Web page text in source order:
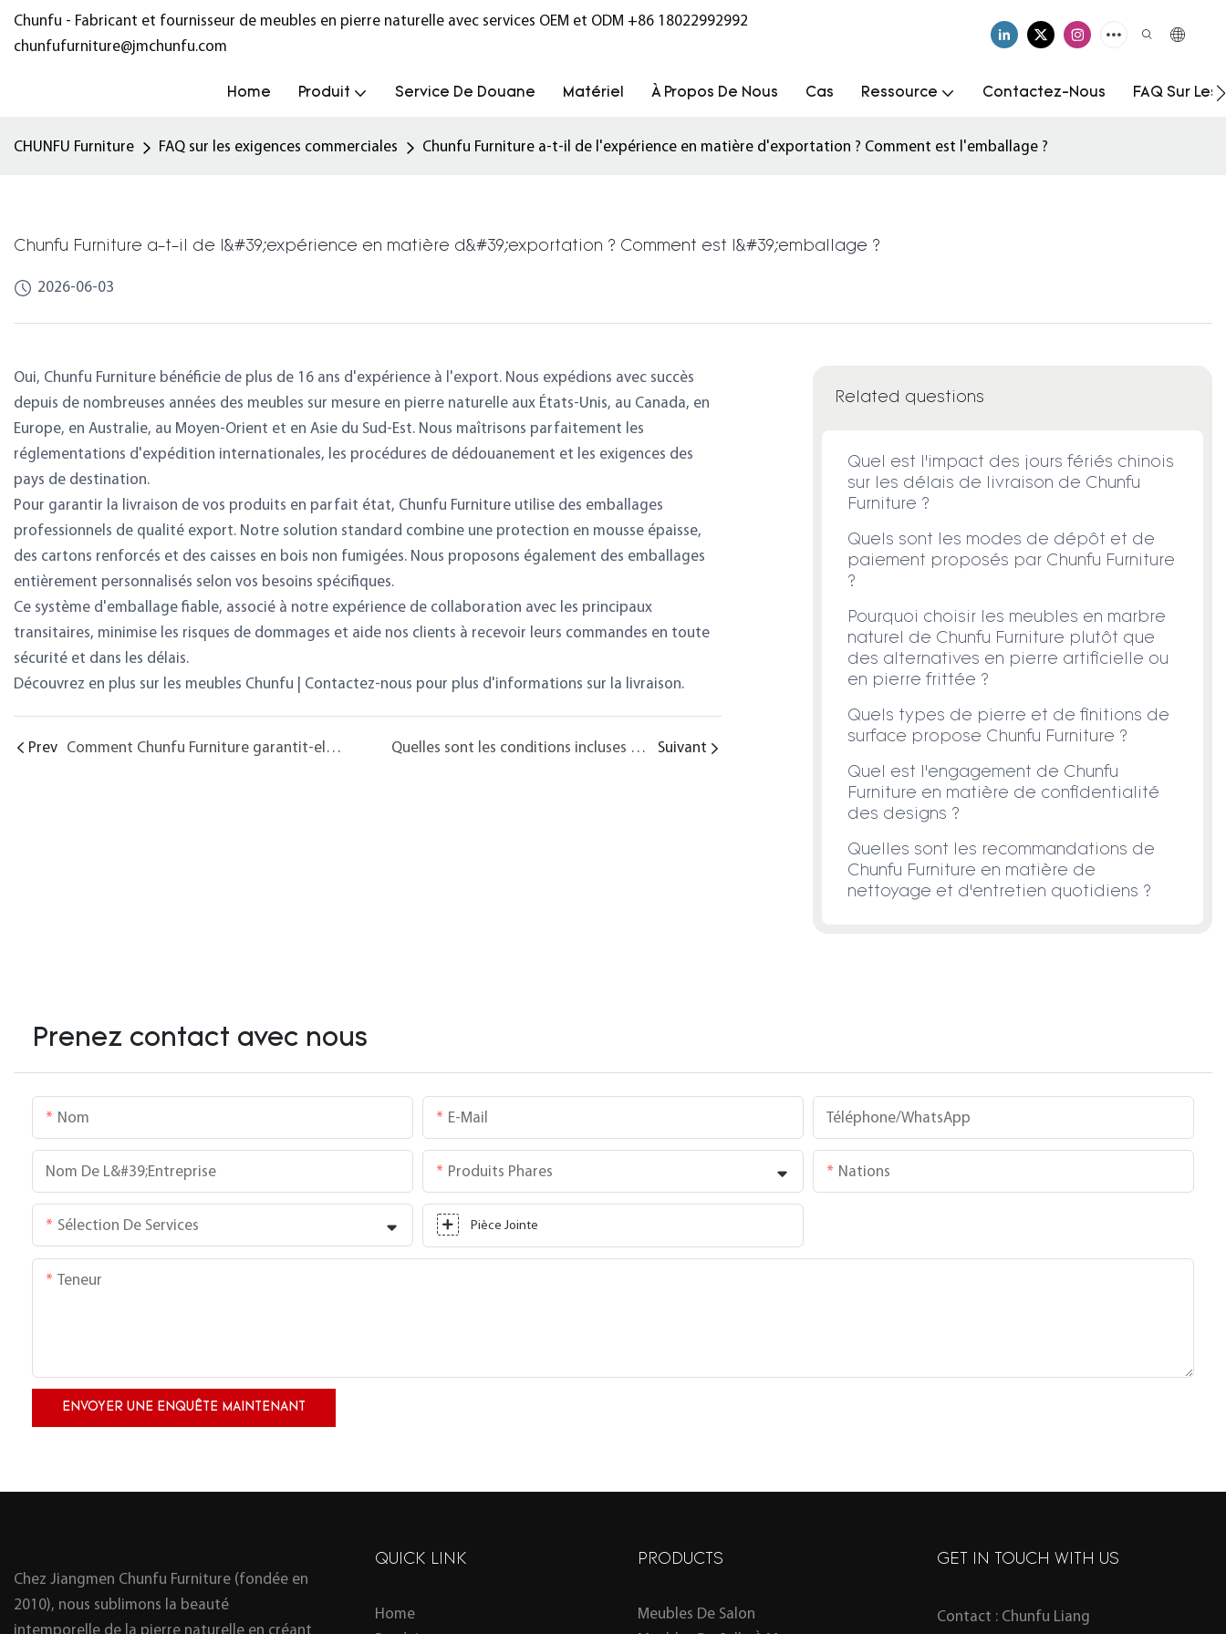
Chunfu - Fabricant et fournisseur de meubles en pierre naturelle avec services OEM et ODM +86 18022992992
chunfufurniture@jmchunfu.com
Home Produit Service De Douane Matériel À Propos De Nous Cas Ressource Contactez-Nous FAQ Sur
CHUNFU Furniture FAQ sur les exigences commerciales Chunfu Furniture a-t-il de l'expérience en matière d'exportation ? Comment est l'emballage ?
Chunfu Furniture a-t-il de l&#39;expérience en matière d&#39;exportation ? Comment est l&#39;emballage ?
2026-06-03
Oui, Chunfu Furniture bénéficie de plus de 16 ans d'expérience à l'export. Nous expédions avec succès
depuis de nombreuses années des meubles sur mesure en pierre naturelle aux États-Unis, au Canada, en
Europe, en Australie, au Moyen-Orient et en Asie du Sud-Est. Nous maîtrisons parfaitement les
réglementations d'expédition internationales, les procédures de dédouanement et les exigences des
pays de destination.
Pour garantir la livraison de vos produits en parfait état, Chunfu Furniture utilise des emballages
professionnels de qualité export. Notre solution standard combine une protection en mousse épaisse,
des cartons renforcés et des caisses en bois non fumigées. Nous proposons également des emballages
entièrement personnalisés selon vos besoins spécifiques.
Ce système d'emballage fiable, associé à notre expérience de collaboration avec les principaux
transitaires, minimise les risques de dommages et aide nos clients à recevoir leurs commandes en toute
sécurité et dans les délais.
Découvrez en plus sur les meubles Chunfu
Contactez-nous pour plus d'informations sur la livraison.
Prev Comment Chunfu Furniture garantit-elle la qualité de ses produits ? Chunfu Furniture dispose-t-elle d’un processus de contrôle qualité ? Quelles sont les conditions incluses dans le devis de Chunfu Furniture ? Quels sont les modes de paiement acceptés ? Suivant
Related questions
Quel est l'impact des jours fériés chinois
sur les délais de livraison de Chunfu
Furniture ?
Quels sont les modes de dépôt et de
paiement proposés par Chunfu Furniture
?
Pourquoi choisir les meubles en marbre
naturel de Chunfu Furniture plutôt que
des alternatives en pierre artificielle ou
en pierre frittée ?
Quels types de pierre et de finitions de
surface propose Chunfu Furniture ?
Quel est l'engagement de Chunfu
Furniture en matière de confidentialité
des designs ?
Quelles sont les recommandations de
Chunfu Furniture en matière de
nettoyage et d'entretien quotidiens ?
Prenez contact avec nous
Nom E-Mail Téléphone/WhatsApp
Nom De L&#39;entreprise Produits Phares Nations
Sélection De Services Pièce Jointe
Teneur
ENVOYER UNE ENQUÊTE MAINTENANT
Chez Jiangmen Chunfu Furniture (fondée en
2010), nous sublimons la beauté
QUICK LINK
Home
PRODUCTS
Meubles De Salon
GET IN TOUCH WITH US
Contact : Chunfu Liang